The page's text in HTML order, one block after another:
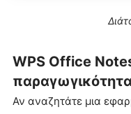
WPS Office
Αν αναζητάτε μια